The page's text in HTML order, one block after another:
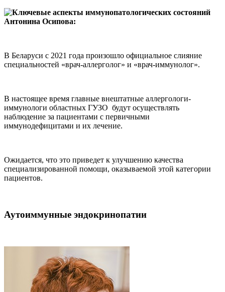
Антонина Осипова:
В Беларуси с 2021 года произошло официальное слияние
специальностей «врач-аллерголог» и «врач-иммунолог».
В настоящее время главные внештатные аллергологи-
иммунологи областных ГУЗО будут осуществлять
наблюдение за пациентами с первичными
иммунодефицитами и их лечение.
Ожидается, что это приведет к улучшению качества
специализированной помощи, оказываемой этой категории
пациентов.
Аутоиммунные эндокринопатии